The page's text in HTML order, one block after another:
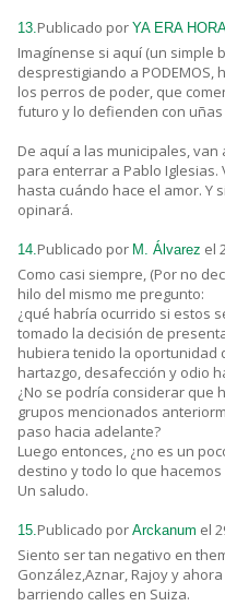
13.Publicado por YA ERA
Imagínense si aquí (un simple
desprestigiando a
los perros de poder, que
futuro y lo defienden con uñas
De aquí a las municipales,
para enterrar a Pablo
hasta cuándo hace el amor. Y
opinará.
14.Publicado por M. Álvarez el
Como casi siempre, (Por no
hilo del mismo me pregunto:
¿qué habría ocurrido si estos
tomado la decisión de
hubiera tenido la oportunidad
hartazgo, desafección y odio
¿No se podría considerar que
grupos mencionados
paso hacia adelante?
Luego entonces, ¿no es un
destino y todo lo que
Un saludo.
15.Publicado por Arckanum el
Siento ser tan negativo en
González,Aznar, Rajoy y
barriendo calles en Suiza.